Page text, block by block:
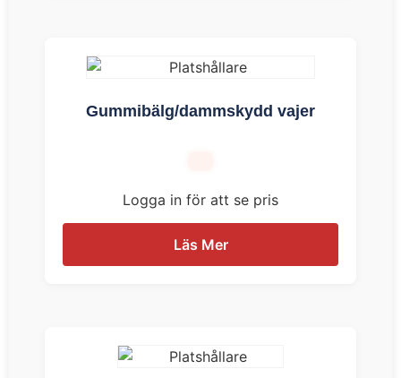
Gummibälg/dammskydd vajer
Logga in för att se pris
Läs Mer